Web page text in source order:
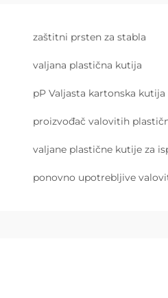
zaštitni prsten za stabla
valjana plastična kutija
pP Valjasta kartonska kutija
proizvođač valovitih
valjane plastične kutije za
ponovno upotrebljive